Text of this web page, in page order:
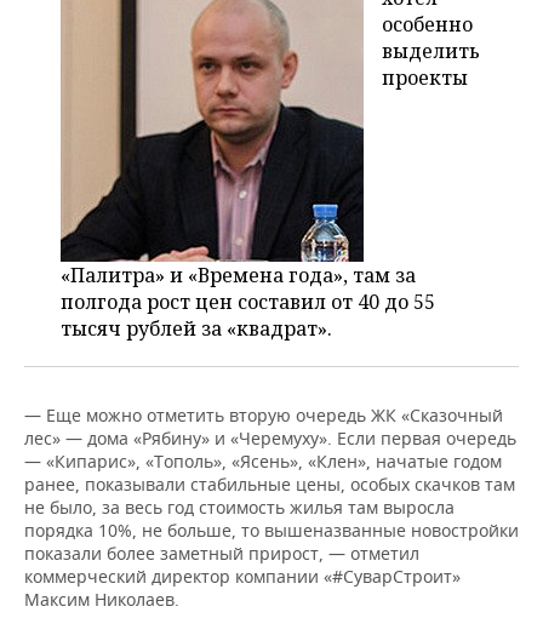
особенно
выделить
проекты
«Палитра» и «Времена года», там за
полгода рост цен составил от 40 до 55
тысяч рублей за «квадрат».
— Еще можно отметить вторую очередь ЖК «Сказочный
лес» — дома «Рябину» и «Черемуху». Если первая очередь
— «Кипарис», «Тополь», «Ясень», «Клен», начатые годом
ранее, показывали стабильные цены, особых скачков там
не было, за весь год стоимость жилья там выросла
порядка 10%, не больше, то вышеназванные новостройки
показали более заметный прирост, — отметил
коммерческий директор компании «#СуварСтроит»
Максим Николаев.